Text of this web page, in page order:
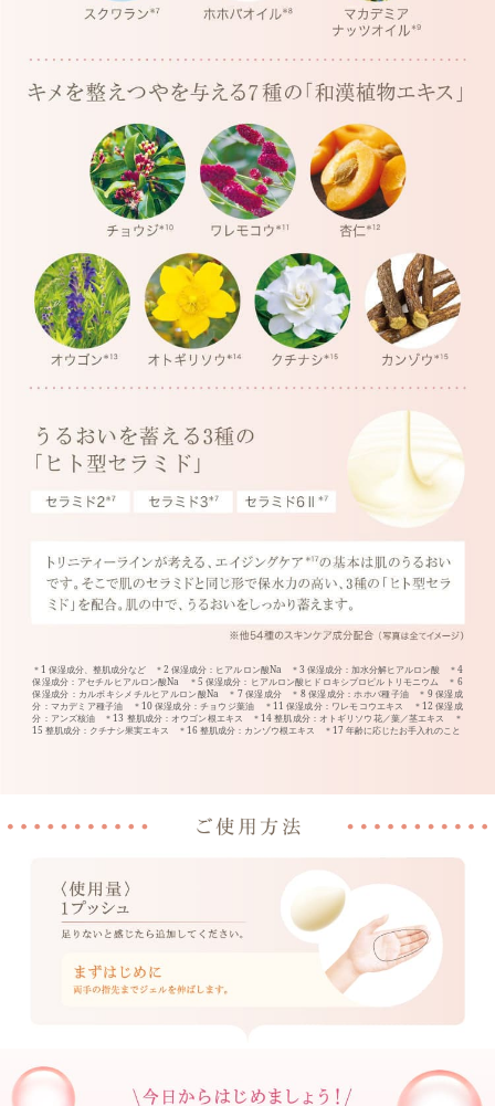
＊1 保湿成分、整肌成分など ＊2 保湿成分：ヒアルロン酸Na ＊3 保湿成分：加水分解ヒアルロン酸 ＊4
保湿成分：アセチルヒアルロン酸Na ＊5 保湿成分：ヒアルロン酸ヒドロキシプロピルトリモニウム ＊6
保湿成分：カルボキシメチルヒアルロン酸Na ＊7 保湿成分 ＊8 保湿成分：ホホバ種子油 ＊9 保湿成
分：マカデミア種子油 ＊10 保湿成分：チョウジ葉油 ＊11 保湿成分：ワレモコウエキス ＊12 保湿成
分：アンズ核油 ＊13 整肌成分：オウゴン根エキス ＊14 整肌成分：オトギリソウ花／葉／茎エキス ＊
15 整肌成分：クチナシ果実エキス ＊16 整肌成分：カンゾウ根エキス ＊17 年齢に応じたお手入れのこと